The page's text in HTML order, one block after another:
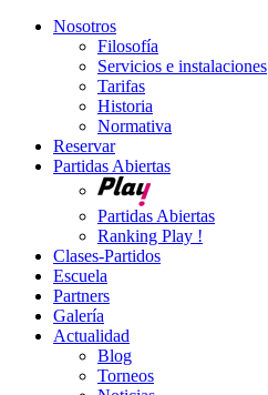
Nosotros
Filosofía
Servicios e instalaciones
Tarifas
Historia
Normativa
Reservar
Partidas Abiertas
Partidas Abiertas
Ranking Play !
Clases-Partidos
Escuela
Partners
Galería
Actualidad
Blog
Torneos